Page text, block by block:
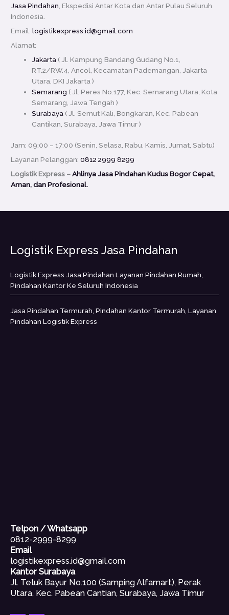
Jasa Pindahan, Ekspedisi Antar Kota dan Antar Pulau Seluruh
Indonesia.
Email:logistikexpress.id@gmail.com
Alamat:
Jakarta ( Jl. Kampung Bandang Gudang No.1,
RT.2/RW.4, Ancol, Kecamatan Pademangan, Jakarta
Utara, DKI Jakarta )
Semarang ( Jl. Peres No.177, Kec. Semarang Utara, Kota
Semarang, Jawa Tengah )
Surabaya ( Jl. Semut Kali, Bongkaran, Kec. Pabean
Cantikan, Surabaya, Jawa Timur )
Jam: 09:00 – 17:00 (Senin, Selasa, Rabu, Kamis, Jumat, Sabtu)
Layanan Pelanggan:0812 2999 8299
Logistik Express –Ahlinya Jasa Pindahan Kudus Bogor Cepat,
Aman, dan Profesional.
Logistik Express Jasa Pindahan
Logistik Express Jasa Pindahan Layanan Pindahan Rumah,
Pindahan Kantor Ke Seluruh Indonesia
Jasa Pindahan Termurah, Pindahan Kantor Termurah, Layanan
Pindahan Logistik Express
Telpon / Whatsapp
0812-2999-8299
Email
logistikexpress.id@gmail.com
Kantor Surabaya
Jl. Teluk Bayur No.100 (Samping Alfamart), Perak
Utara, Kec. Pabean Cantian, Surabaya, Jawa Timur